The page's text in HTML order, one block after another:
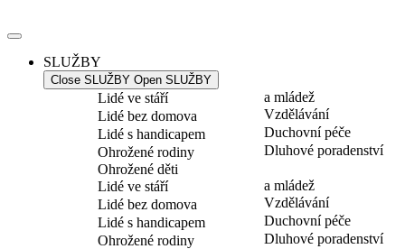
k
SLUŽBY
Close SLUŽBY Open SLUŽBY
Lidé ve stáří
Lidé bez domova
Lidé s handicapem
Ohrožené rodiny
Ohrožené děti
a mládež
Vzdělávání
Duchovní péče
Dluhové poradenství
Lidé ve stáří
Lidé bez domova
Lidé s handicapem
Ohrožené rodiny
a mládež
Vzdělávání
Duchovní péče
Dluhové poradenství